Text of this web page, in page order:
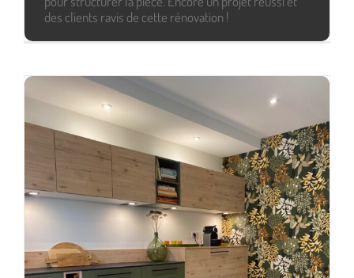
des clients ravis de cette rénovation !